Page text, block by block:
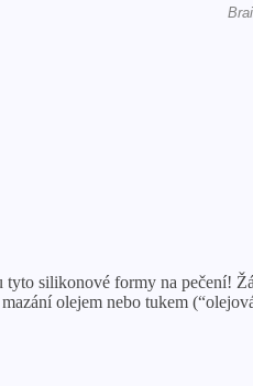
silikonové formy na pečení!
olejem nebo tukem